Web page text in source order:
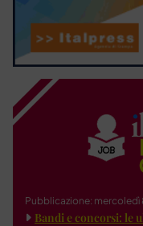
Pubblicazione: mercoledì
Bandi e concorsi: le